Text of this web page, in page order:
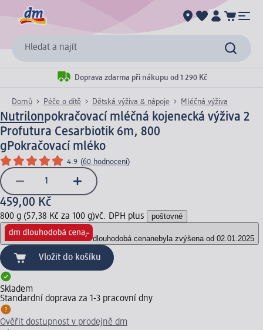
Hledat a najít
Doprava zdarma při nákupu od 1 290 Kč
Domů Péče o dítě Dětská výživa & nápoje Mléčná výživa
Nutrilonpokračovací mléčná kojenecká výživa 2
Profutura Cesarbiotik 6m, 800
g Pokračovací mléko
4.9 (60 hodnocení)
459,00 Kč
800 g (57,38 Kč za 100 g)vč. DPH plus poštovné
dlouhodobá cenanebyla zvýšena od 02.01.2025
Vložit do košíku
Skladem
Standardní doprava za 1-3 pracovní dny
Ověřit dostupnost v prodejně dm